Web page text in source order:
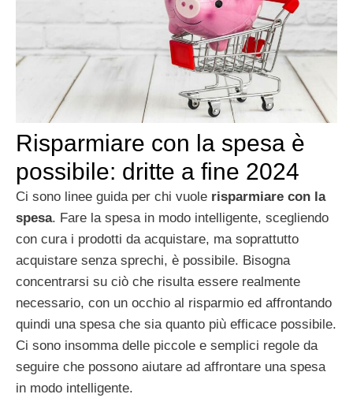
Risparmiare con la spesa è
possibile: dritte a fine 2024
Ci sono linee guida per chi vuole risparmiare con la
spesa. Fare la spesa in modo intelligente, scegliendo
con cura i prodotti da acquistare, ma soprattutto
acquistare senza sprechi, è possibile. Bisogna
concentrarsi su ciò che risulta essere realmente
necessario, con un occhio al risparmio ed affrontando
quindi una spesa che sia quanto più efficace possibile.
Ci sono insomma delle piccole e semplici regole da
seguire che possono aiutare ad affrontare una spesa
in modo intelligente.